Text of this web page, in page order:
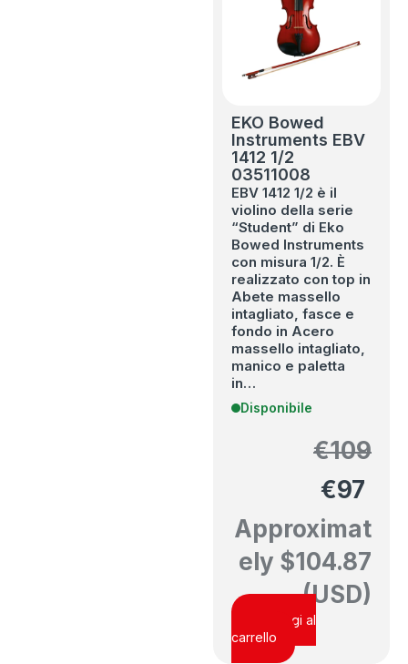
EKO Bowed
Instruments EBV
1412 1/2
03511008
EBV 1412 1/2 è il
violino della serie
“Student” di Eko
Bowed Instruments
con misura 1/2. È
realizzato con top in
Abete massello
intagliato, fasce e
fondo in Acero
massello intagliato,
manico e paletta
in…
Disponibile
€109
€97
Approximat
ely $104.87
(USD)
Aggiungi al
carrello